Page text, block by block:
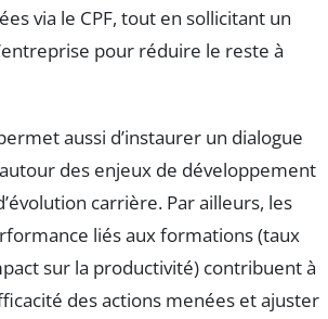
via le CPF, tout en sollicitant un
pour réduire le reste à
aussi d’instaurer un dialogue
des enjeux de développement
carrière. Par ailleurs, les
liés aux formations (taux
sur la productivité) contribuent à
des actions menées et ajuster